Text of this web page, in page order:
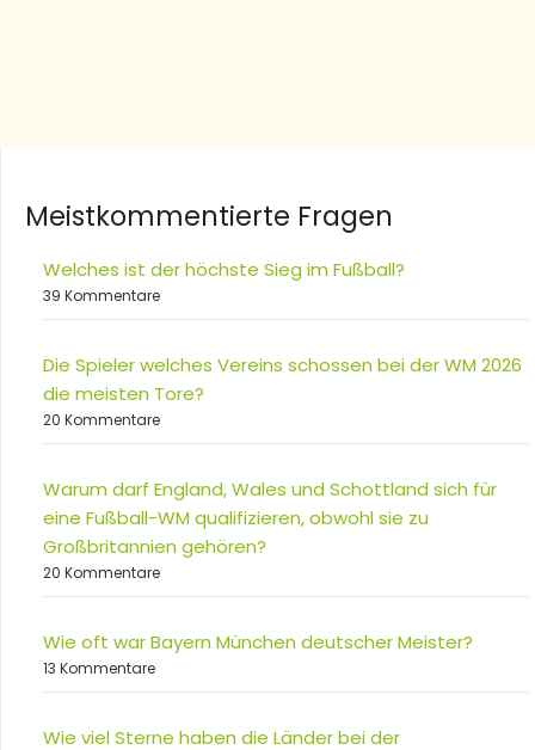
Meistkommentierte Fragen
Welches ist der höchste Sieg im Fußball?
39 Kommentare
Die Spieler welches Vereins schossen bei der WM 2026
die meisten Tore?
20 Kommentare
Warum darf England, Wales und Schottland sich für
eine Fußball-WM qualifizieren, obwohl sie zu
Großbritannien gehören?
20 Kommentare
Wie oft war Bayern München deutscher Meister?
13 Kommentare
Wie viel Sterne haben die Länder bei der